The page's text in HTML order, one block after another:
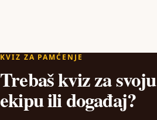
KVIZ ZA PAMĆENJE
Trebaš kviz za svoju
ekipu ili događaj?